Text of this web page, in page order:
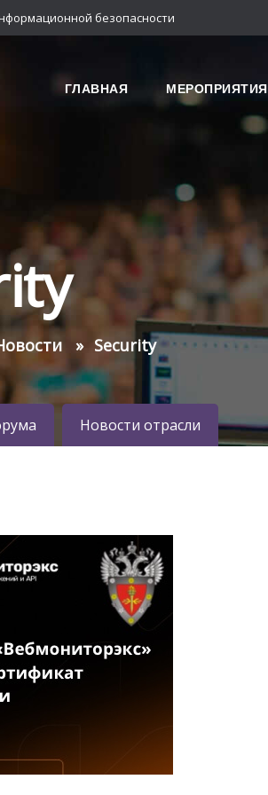
безопасности
ГЛАВНАЯ МЕРОПРИЯТИЯ
Security
Новости отрасли